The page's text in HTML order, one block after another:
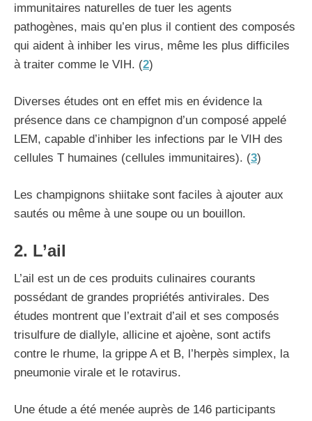
immunitaires naturelles de tuer les agents
pathogènes, mais qu’en plus il contient des composés
qui aident à inhiber les virus, même les plus difficiles
à traiter comme le VIH. (2)
Diverses études ont en effet mis en évidence la
présence dans ce champignon d’un composé appelé
LEM, capable d’inhiber les infections par le VIH des
cellules T humaines (cellules immunitaires). (3)
Les champignons shiitake sont faciles à ajouter aux
sautés ou même à une soupe ou un bouillon.
2. L’ail
L’ail est un de ces produits culinaires courants
possédant de grandes propriétés antivirales. Des
études montrent que l’extrait d’ail et ses composés
trisulfure de diallyle, allicine et ajoène, sont actifs
contre le rhume, la grippe A et B, l’herpès simplex, la
pneumonie virale et le rotavirus.
Une étude a été menée auprès de 146 participants